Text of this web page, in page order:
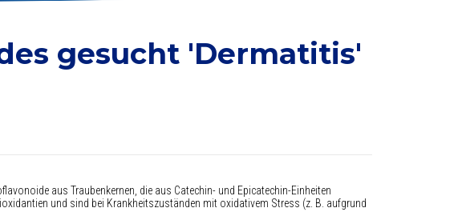
gesucht 'Dermatitis'
aus Traubenkernen, die aus Catechin- und Epicatechin-Einheiten
und sind bei Krankheitszuständen mit oxidativem Stress (z. B. aufgrund